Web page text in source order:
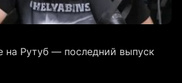
на Рутуб — последний выпуск